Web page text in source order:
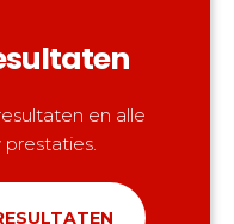
en alle